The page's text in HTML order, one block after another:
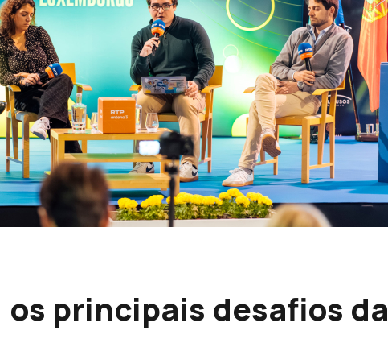
os principais desafios da